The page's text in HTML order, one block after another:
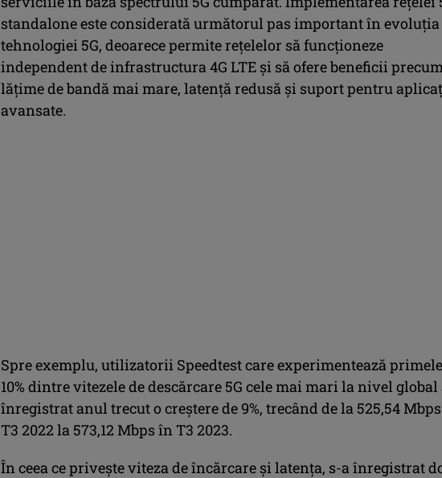
standalone este considerată următorul pas important în evoluția
tehnologiei 5G, deoarece permite rețelelor să funcționeze
independent de infrastructura 4G LTE și să ofere beneficii precum
lățime de bandă mai mare, latență redusă și suport pentru
avansate.
Spre exemplu, utilizatorii Speedtest care experimentează primele
10% dintre vitezele de descărcare 5G cele mai mari la nivel global
înregistrat anul trecut o creștere de 9%, trecând de la 525,54
T3 2022 la 573,12 Mbps în T3 2023.
În ceea ce privește viteza de încărcare și latența, s-a înregistrat